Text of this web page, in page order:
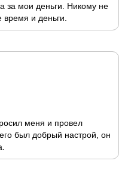
за мои деньги. Никому не
и деньги.
меня и провел
был добрый настрой, он